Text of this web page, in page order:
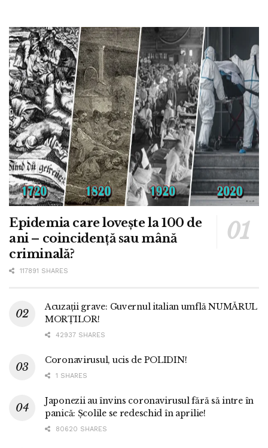
Epidemia care lovește la 100 de
ani – coincidență sau mână
criminală?
117891 SHARES
Acuzații grave: Guvernul italian umflă NUMĂRUL
MORȚILOR!
42937 SHARES
Coronavirusul, ucis de POLIDIN!
1 SHARES
Japonezii au învins coronavirusul fără să intre în
panică: Școlile se redeschid în aprilie!
80620 SHARES